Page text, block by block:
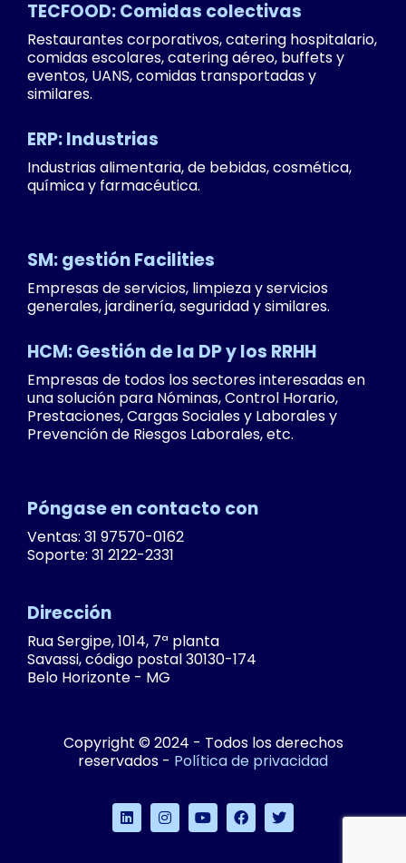
TECFOOD: Comidas colectivas
Restaurantes corporativos, catering hospitalario,
comidas escolares, catering aéreo, buffets y
eventos, UANS, comidas transportadas y
similares.
ERP: Industrias
Industrias alimentaria, de bebidas, cosmética,
química y farmacéutica.
SM: gestión Facilities
Empresas de servicios, limpieza y servicios
generales, jardinería, seguridad y similares.
HCM: Gestión de la DP y los RRHH
Empresas de todos los sectores interesadas en
una solución para Nóminas, Control Horario,
Prestaciones, Cargas Sociales y Laborales y
Prevención de Riesgos Laborales, etc.
Póngase en contacto con
Ventas: 31 97570-0162
Soporte: 31 2122-2331
Dirección
Rua Sergipe, 1014, 7ª planta
Savassi, código postal 30130-174
Belo Horizonte - MG
Copyright © 2024 - Todos los derechos
reservados - Política de privacidad